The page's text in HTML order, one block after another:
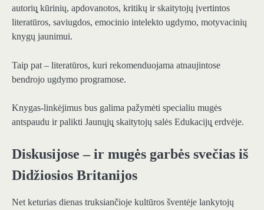
autorių̨ kūrinių, apdovanotos, kritikų ir skaitytojų įvertintos
literatūros, saviugdos, emocinio intelekto ugdymo, motyvacinių
knygų jaunimui.
Taip pat – literatūros, kuri rekomenduojama atnaujintose
bendrojo ugdymo programose.
Knygas-linkėjimus bus galima pažymėti specialiu mugės
antspaudu ir palikti Jaunųjų̨ skaitytojų salės Edukacijų̨ erdvėje.
Diskusijose – ir mugės garbės svečias iš
Didžiosios Britanijos
Net keturias dienas truksiančioje kultūros šventėje lankytojų